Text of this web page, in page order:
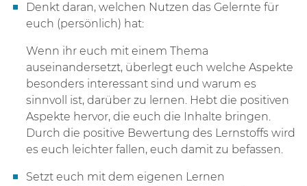
Denkt daran, welchen Nutzen das Gelernte für
euch (persönlich) hat:
Wenn ihr euch mit einem Thema
auseinandersetzt, überlegt euch welche Aspekte
besonders interessant sind und warum es
sinnvoll ist, darüber zu lernen. Hebt die positiven
Aspekte hervor, die euch die Inhalte bringen.
Durch die positive Bewertung des Lernstoffs wird
es euch leichter fallen, euch damit zu befassen.
Setzt euch mit dem eigenen Lernen